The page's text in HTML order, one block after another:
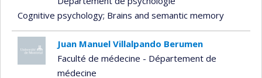
Cognitive psychology; Brains and semantic memory
Juan Manuel Villalpando Berumen
Faculté de médecine - Département de
médecine